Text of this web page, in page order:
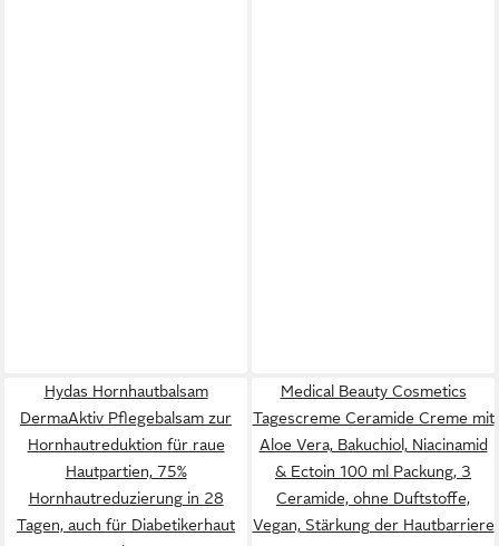
Hydas Hornhautbalsam
DermaAktiv Pflegebalsam zur
Hornhautreduktion für raue
Hautpartien, 75%
Hornhautreduzierung in 28
Tagen, auch für Diabetikerhaut
Medical Beauty Cosmetics
Tagescreme Ceramide Creme mit
Aloe Vera, Bakuchiol, Niacinamid
& Ectoin 100 ml Packung, 3
Ceramide, ohne Duftstoffe,
Vegan, Stärkung der Hautbarriere